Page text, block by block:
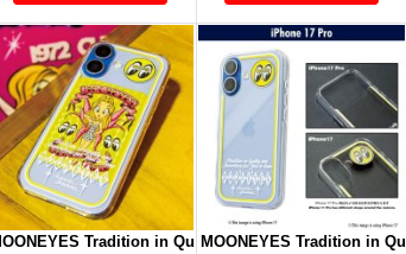
Tradition in Qu MOONEYES Tradition in Qu